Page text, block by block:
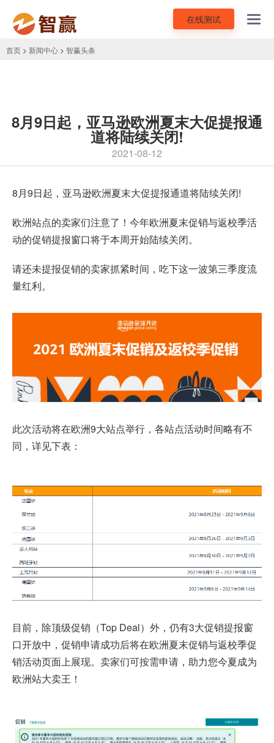
在线测试
首页 > 新闻中心 > 智赢头条
8月9日起，亚马逊欧洲夏末大促提报通
道将陆续关闭!
2021-08-12
8月9日起，亚马逊欧洲夏末大促提报通道将陆续关闭!
欧洲站点的卖家们注意了！今年欧洲夏末促销与返校季活
动的促销提报窗口将于本周开始陆续关闭。
请还未提报促销的卖家抓紧时间，吃下这一波第三季度流
量红利。
此次活动将在欧洲9大站点举行，各站点活动时间略有不
同，详见下表：
目前，除顶级促销（Top Deal）外，仍有3大促销提报窗
口开放中，促销申请成功后将在欧洲夏末促销与返校季促
销活动页面上展现。卖家们可按需申请，助力您今夏成为
欧洲站大卖王！